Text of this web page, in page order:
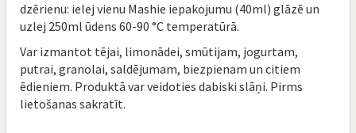
dzērienu: ielej vienu Mashie iepakojumu (40ml) glāzē un
uzlej 250ml ūdens 60-90 °C temperatūrā.
Var izmantot tējai, limonādei, smūtijam, jogurtam,
putrai, granolai, saldējumam, biezpienam un citiem
ēdieniem. Produktā var veidoties dabiski slāņi. Pirms
lietošanas sakratīt.